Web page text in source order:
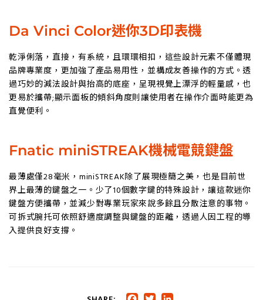
Da Vinci Color迷你3D印表機
乾淨俐落，直接，有系統，且環環相扣，這些設計元素不僅體現
品牌專業度，更加強了產品易用性，並構成友善操作的方式。透
過巧妙的減法設計與抬高的底座，呈現視覺上漂浮的輕量感，也
更易於攜帶;顯示面板的傾斜角度則讓使用者在操作介面時能更為
直覺便利。
Fnatic miniSTREAK機械電競鍵盤
最薄處僅28毫米，miniSTREAK除了展現極簡之美，也是目前世
界上最薄的鍵盤之一。少了10個數字鍵的特殊設計，讓這款迷你
鍵盤方便攜帶，並減少對專業玩家來說多餘且分散注意的事物。
可拆式腕托可依照舒適度調整與鍵盤的距離，透過人因工程的導
入提供良好支撐。